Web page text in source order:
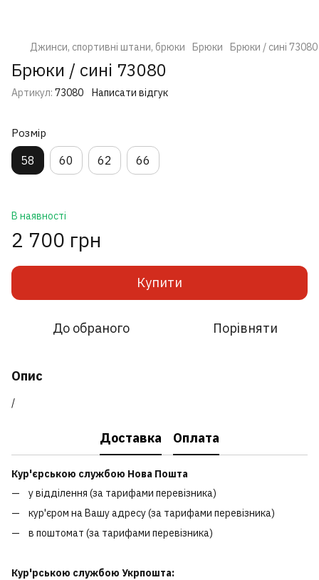
Джинси, спортивні штани, брюки Брюки Брюки / сині 73080
Брюки / сині 73080
Артикул: 73080 Написати відгук
Розмір
58 60 62 66
В наявності
2 700 грн
Купити
До обраного Порівняти
Опис
/
Доставка Оплата
Кур'єрською службою Нова Пошта
у відділення (за тарифами перевізника)
кур'єром на Вашу адресу (за тарифами перевізника)
в поштомат (за тарифами перевізника)
Кур'рською службою Укрпошта: